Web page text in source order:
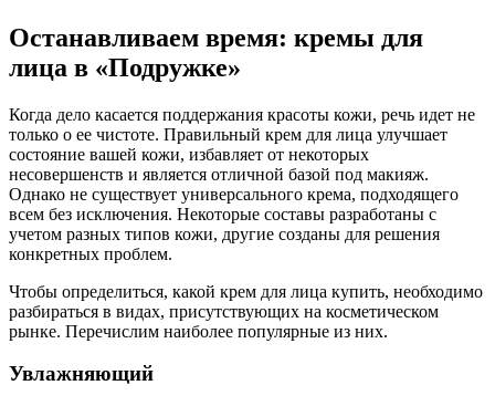
Останавливаем время: кремы для
лица в «Подружке»
Когда дело касается поддержания красоты кожи, речь идет не
только о ее чистоте. Правильный крем для лица улучшает
состояние вашей кожи, избавляет от некоторых
несовершенств и является отличной базой под макияж.
Однако не существует универсального крема, подходящего
всем без исключения. Некоторые составы разработаны с
учетом разных типов кожи, другие созданы для решения
конкретных проблем.
Чтобы определиться, какой крем для лица купить, необходимо
разбираться в видах, присутствующих на косметическом
рынке. Перечислим наиболее популярные из них.
Увлажняющий